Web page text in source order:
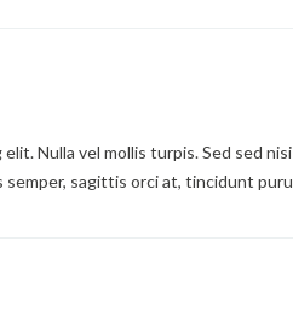
Nulla vel mollis turpis. Sed sed
sagittis orci at, tincidunt